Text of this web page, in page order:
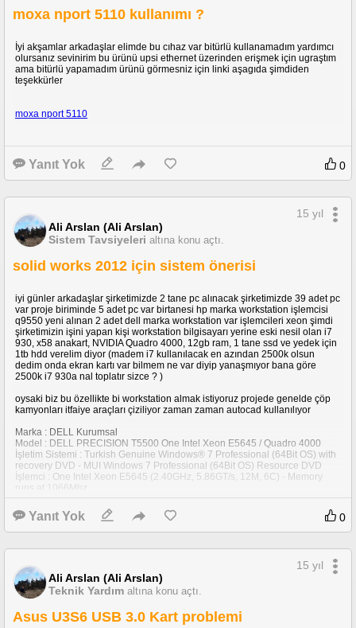
moxa nport 5110 kullanımı ?
İyi akşamlar arkadaşlar elimde bu cıhaz var bitürlü kullanamadım yardımcı
olursanız sevinirim bu ürünü upsi ethernet üzerinden erişmek için ugraştım
ama bitürlü yapamadım ürünü görmesniz için linki aşagıda şimdiden
teşekkürler
moxa nport 5110
Yanıt Yok 0
Ali Arslan (Ali Arslan)
Sistem Tavsiyeleri altına konu açtı.
15 yıl
solid works 2012 için sistem önerisi
iyi günler arkadaşlar şirketimizde 2 tane pc alınacak şirketimizde 39 adet pc
var proje biriminde 5 adet pc var birtanesi hp marka workstation işlemcisi
q9550 yeni alınan 2 adet dell marka workstation var işlemcileri xeon şimdi
şirketimizin işini yapan kişi workstation bilgisayarı yerine eski nesil olan i7
930, x58 anakart, NVIDIA Quadro 4000, 12gb ram, 1 tane ssd ve yedek için
1tb hdd verelim diyor (madem i7 kullanılacak en azından 2500k olsun
dedim onda ekran kartı var bilmem ne var diyip yanaşmıyor bana göre
2500k i7 930a nal toplatır sizce ? )
oysaki biz bu özellikte bi workstation almak istiyoruz projede genelde çöp
kamyonları itfaiye araçları çiziliyor zaman zaman autocad kullanılıyor
Marka : DELL Kurumsal
Model : DELL PRECISION T5500 One Intel Xeon E5645 / Quadro 4000
İşletim Sistemi : Turkish Genuine Windows® 7 Professional (64Bit OS) with
recovery DVD - MUI Windows 7 Professional (64Bit OS) Resource DVD
İşlemci : One Intel Xeon E5645 (2.40GHz, 5.86GT/s, 12M, 6C) - Memory
Chipset : Intel 5520
Ram : 6GB DDR3 1333MHz ECC-RDIMM (3x2GB) Requires 64 Bit OS
Bellek Slot Sayısı : 6 + 3 ( ikinci işlemci yükseltici kartında ek 3 slot )
Sabit Disk : 2 x 500GB Serial ATA II (7200RPM) C6 All SATA Hard
DVI-VGA adapter)Graphics Card
Optik Sürücü : 16X DVD+/-RW Drive
Modem-Ethernet : 10/100/1000
Ses Kartı : Entegre 2.1 High Definition Audio, Entegre Hoparlör
Genişleme Yuvaları : 2* PCI-e x16 ),2* PCI-e x16 ,1* PCI-X 64 bit/100,1*
PCI 32 bit/33 Mhz
Yanıt Yok 0
Ali Arslan (Ali Arslan)
Teknik Yardım altına konu açtı.
15 yıl
Asus U3S6 USB 3.0 Kart problemi